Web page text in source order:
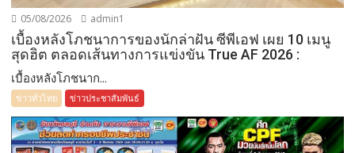
05/08/2026 admin1
เบื้องหลังโภชนาการของนักล่าฝัน ซีพีเอฟ เผย 10 เมนู
สุดฮิต ตลอดเส้นทางการแข่งขัน True AF 2026 :
เบื้องหลังโภชนาก...
ข่าวทั่วไทย ข่าวประชาสัมพันธ์